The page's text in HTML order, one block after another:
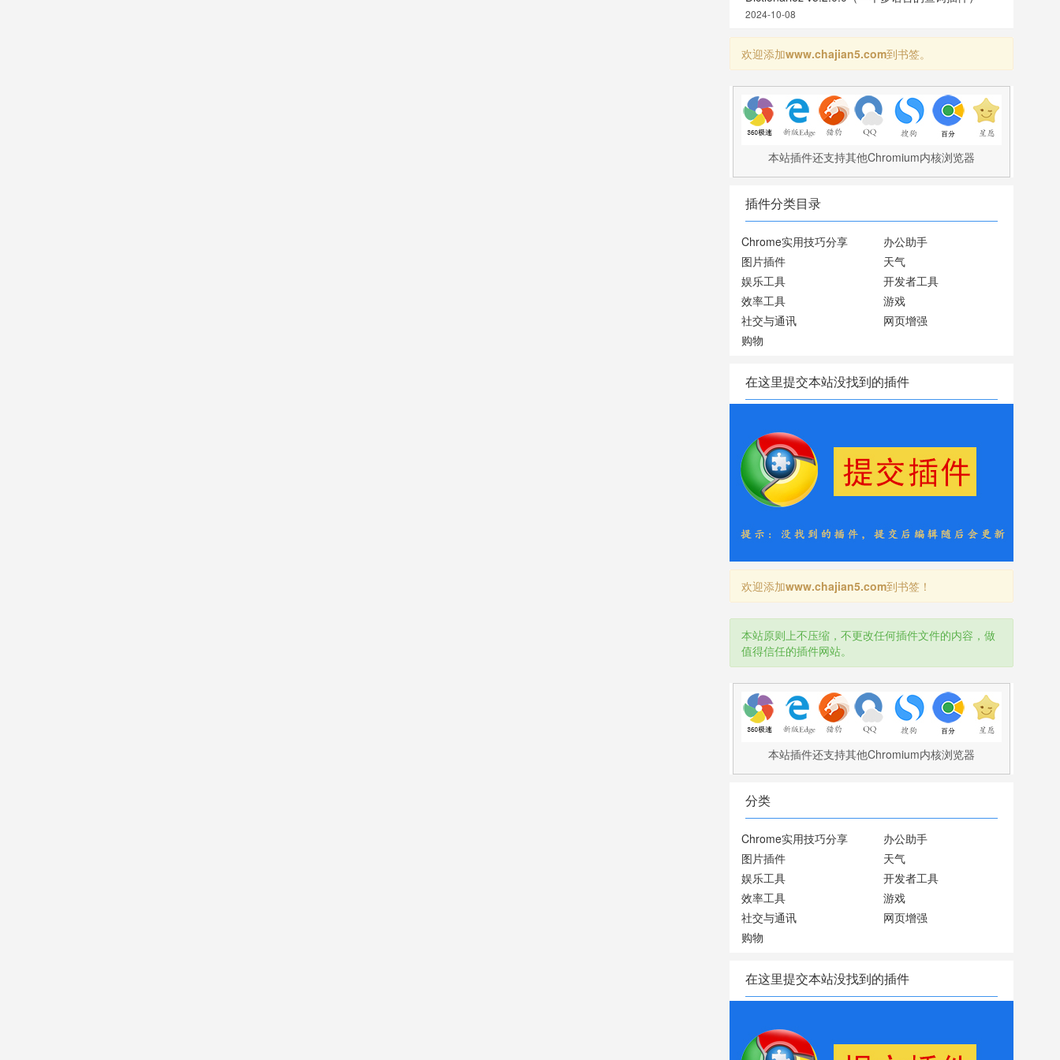
2024-10-08
欢迎添加www.chajian5.com到书签。
本站插件还支持其他Chromium内核浏览器
插件分类目录
Chrome实用技巧分享
办公助手
图片插件
天气
娱乐工具
开发者工具
效率工具
游戏
社交与通讯
网页增强
购物
在这里提交本站没找到的插件
欢迎添加www.chajian5.com到书签！
本站原则上不压缩，不更改任何插件文件的内容，做
值得信任的插件网站。
本站插件还支持其他Chromium内核浏览器
分类
Chrome实用技巧分享
办公助手
图片插件
天气
娱乐工具
开发者工具
效率工具
游戏
社交与通讯
网页增强
购物
在这里提交本站没找到的插件